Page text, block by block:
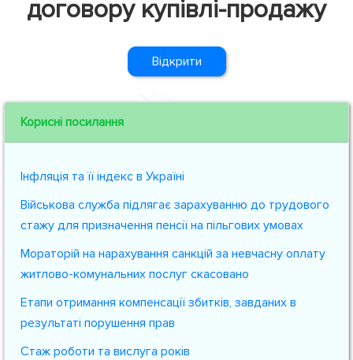
договору купівлі-продажу
Відкрити
Корисні посилання
Інфляція та її індекс в Україні
Військова служба підлягає зарахуванню до трудового
стажу для призначення пенсії на пільгових умовах
Мораторій на нарахування санкцій за невчасну оплату
житлово-комунальних послуг скасовано
Етапи отримання компенсації збитків, завданих в
результаті порушення прав
Стаж роботи та вислуга років